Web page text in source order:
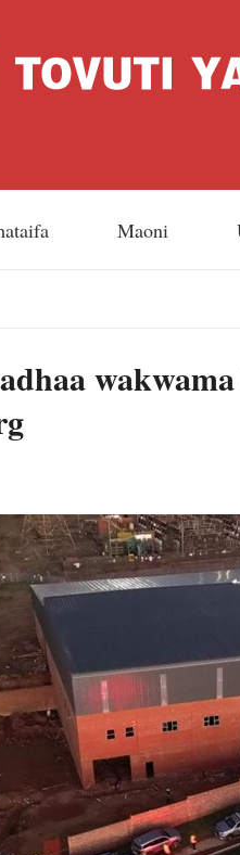
Maoni